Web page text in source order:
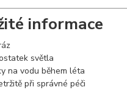
informace
světla
na vodu během léta
při správné péči